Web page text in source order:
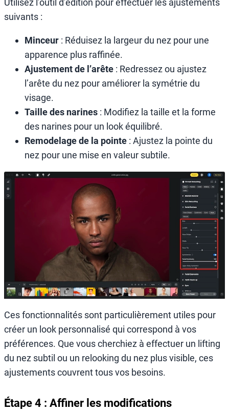
Utilisez l’outil d’édition pour effectuer les ajustements
suivants :
Minceur : Réduisez la largeur du nez pour une
apparence plus raffinée.
Ajustement de l’arête : Redressez ou ajustez
l’arête du nez pour améliorer la symétrie du
visage.
Taille des narines : Modifiez la taille et la forme
des narines pour un look équilibré.
Remodelage de la pointe : Ajustez la pointe du
nez pour une mise en valeur subtile.
Ces fonctionnalités sont particulièrement utiles pour
créer un look personnalisé qui correspond à vos
préférences. Que vous cherchiez à effectuer un lifting
du nez subtil ou un relooking du nez plus visible, ces
ajustements couvrent tous vos besoins.
Étape 4 : Affiner les modifications